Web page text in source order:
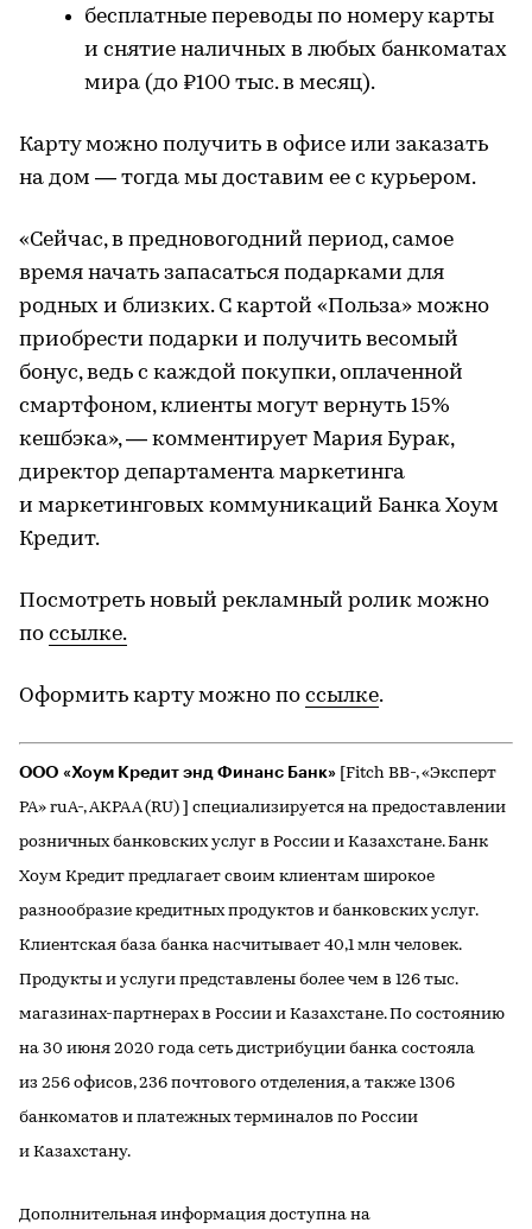
бесплатные переводы по номеру карты
и снятие наличных в любых банкоматах
мира (до ₽100 тыс. в месяц).
Карту можно получить в офисе или заказать
на дом — тогда мы доставим ее с курьером.
«Сейчас, в предновогодний период, самое
время начать запасаться подарками для
родных и близких. С картой «Польза» можно
приобрести подарки и получить весомый
бонус, ведь с каждой покупки, оплаченной
смартфоном, клиенты могут вернуть 15%
кешбэка», — комментирует Мария Бурак,
директор департамента маркетинга
и маркетинговых коммуникаций Банка Хоум
Кредит.
Посмотреть новый рекламный ролик можно
по ссылке.
Оформить карту можно по ссылке.
ООО «Хоум Кредит энд Финанс Банк» [Fitch BB-, «Эксперт
РА» ruA-, АКРА А (RU) ] специализируется на предоставлении
розничных банковских услуг в России и Казахстане. Банк
Хоум Кредит предлагает своим клиентам широкое
разнообразие кредитных продуктов и банковских услуг.
Клиентская база банка насчитывает 40,1 млн человек.
Продукты и услуги представлены более чем в 126 тыс.
магазинах-партнерах в России и Казахстане. По состоянию
на 30 июня 2020 года сеть дистрибуции банка состояла
из 256 офисов, 236 почтового отделения, а также 1306
банкоматов и платежных терминалов по России
и Казахстану.
Дополнительная информация доступна на